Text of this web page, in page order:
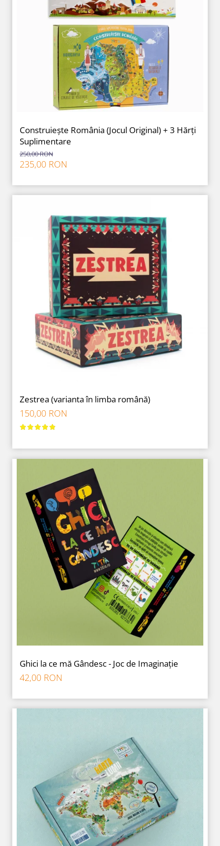
Construiește România (Jocul Original) + 3 Hărți
Suplimentare
250,00 RON
235,00 RON
Zestrea (varianta în limba română)
150,00 RON
Ghici la ce mă Gândesc - Joc de Imaginație
42,00 RON